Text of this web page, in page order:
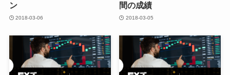
ン
2018-03-06
間の成績
2018-03-05